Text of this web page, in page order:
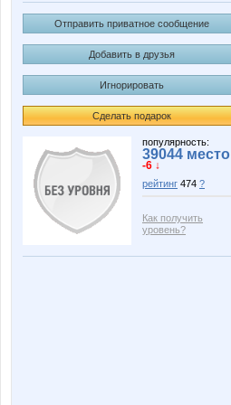
Отправить приватное сообщение
Добавить в друзья
Игнорировать
Сделать подарок
популярность:
39044 место
-6 ↓
рейтинг 474 ?
Как получить
уровень?